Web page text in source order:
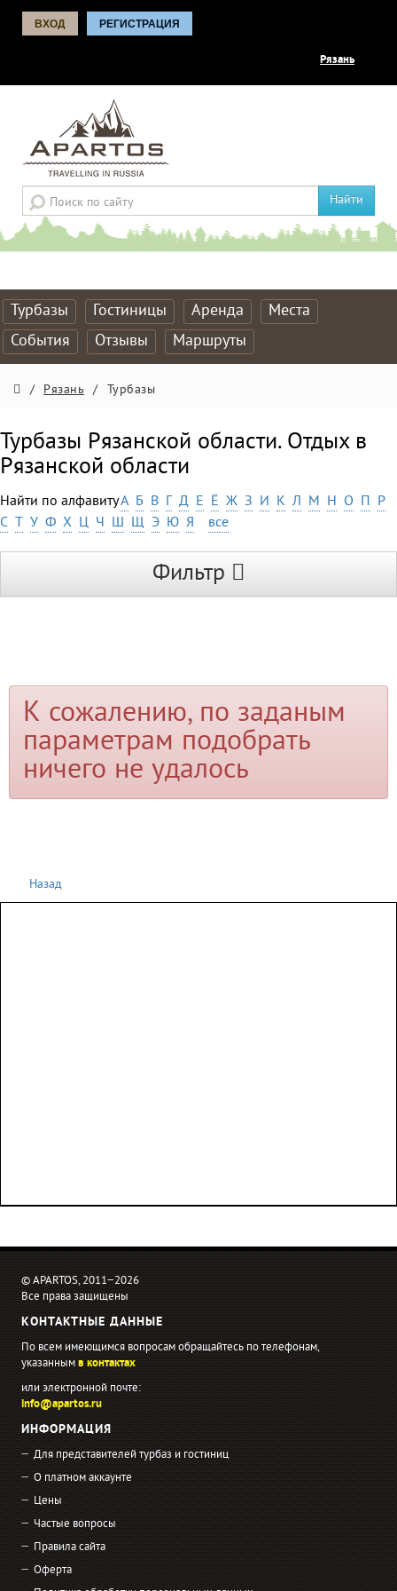
ВХОД РЕГИСТРАЦИЯ
Рязань
Найти
Турбазы Гостиницы Аренда
Места
События
Отзывы Маршруты
/ Рязань / Турбазы
Турбазы Рязанской области. Отдых в
Рязанской области
Найти по алфавитуА Б В Г Д Е Ё Ж З И К Л М Н О П Р
С Т У Ф Х Ц Ч Ш Щ Э Ю Я все
Фильтр
К сожалению, по заданым
параметрам подобрать
ничего не удалось
Назад
© APARTOS, 2011−2026
Все права защищены
КОНТАКТНЫЕ ДАННЫЕ
По всем имеющимся вопросам обращайтесь по телефонам,
указаннымв контактах
или электронной почте:
info@apartos.ru
ИНФОРМАЦИЯ
Для представителей турбаз и гостиниц
О платном аккаунте
Цены
Частые вопросы
Правила сайта
Оферта